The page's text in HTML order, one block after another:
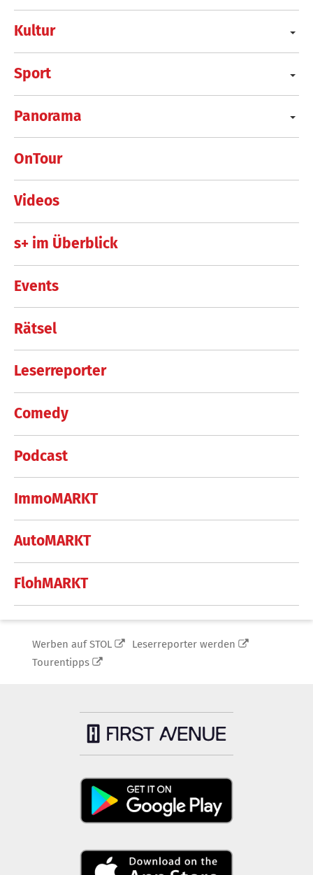
Kultur
Sport
Panorama
OnTour
Videos
s+ im Überblick
Events
Rätsel
Leserreporter
Comedy
Podcast
ImmoMARKT
AutoMARKT
FlohMARKT
Werben auf STOL
Leserreporter werden
Tourentipps